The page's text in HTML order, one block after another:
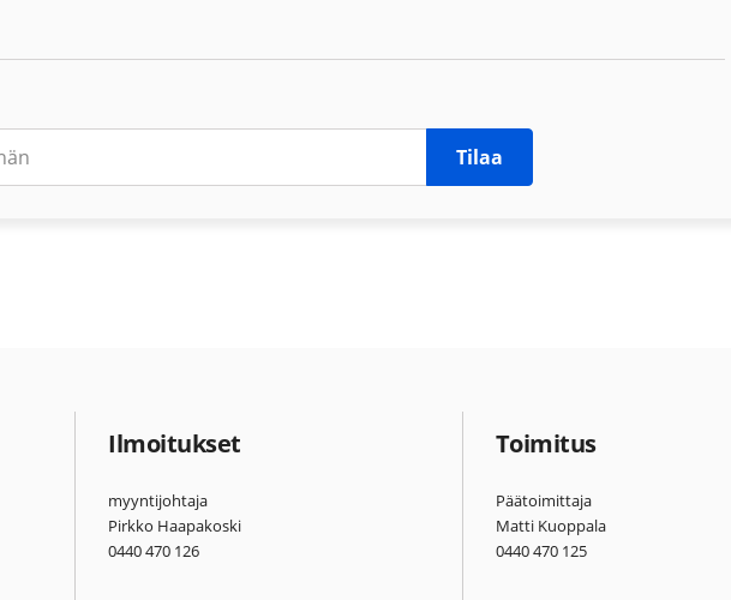
Tilaa
Ilmoitukset
myyntijohtaja
Pirkko Haapakoski
0440 470 126
Toimitus
Päätoimittaja
Matti Kuoppala
0440 470 125